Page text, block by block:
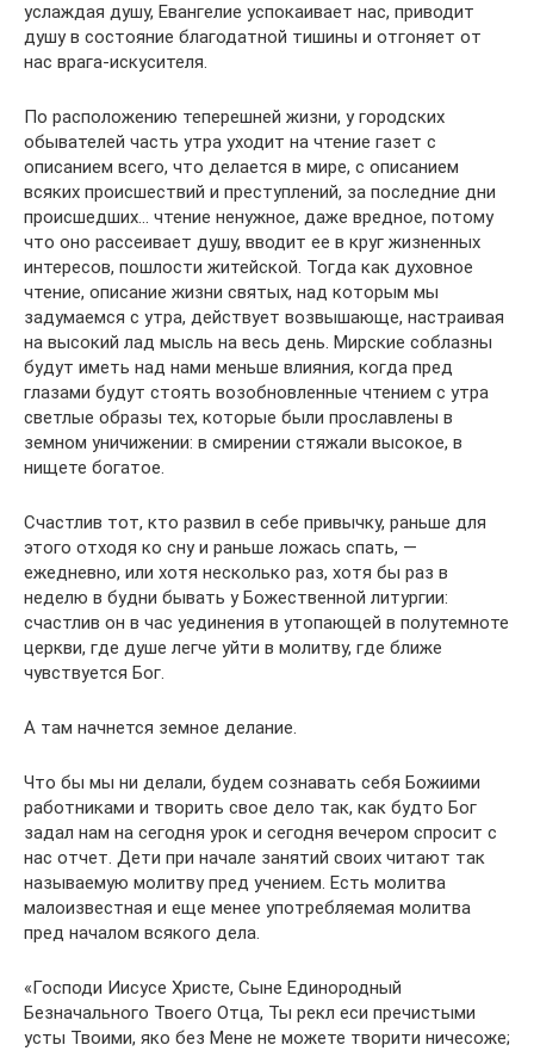
услаждая душу, Евангелие успокаивает нас, приводит
душу в состояние благодатной тишины и отгоняет от
нас врага-искусителя.
По расположению теперешней жизни, у городских
обывателей часть утра уходит на чтение газет с
описанием всего, что делается в мире, с описанием
всяких происшествий и преступлений, за последние дни
происшедших… чтение ненужное, даже вредное, потому
что оно рассеивает душу, вводит ее в круг жизненных
интересов, пошлости житейской. Тогда как духовное
чтение, описание жизни святых, над которым мы
задумаемся с утра, действует возвышающе, настраивая
на высокий лад мысль на весь день. Мирские соблазны
будут иметь над нами меньше влияния, когда пред
глазами будут стоять возобновленные чтением с утра
светлые образы тех, которые были прославлены в
земном уничижении: в смирении стяжали высокое, в
нищете богатое.
Счастлив тот, кто развил в себе привычку, раньше для
этого отходя ко сну и раньше ложась спать, —
ежедневно, или хотя несколько раз, хотя бы раз в
неделю в будни бывать у Божественной литургии:
счастлив он в час уединения в утопающей в полутемноте
церкви, где душе легче уйти в молитву, где ближе
чувствуется Бог.
А там начнется земное делание.
Что бы мы ни делали, будем сознавать себя Божиими
работниками и творить свое дело так, как будто Бог
задал нам на сегодня урок и сегодня вечером спросит с
нас отчет. Дети при начале занятий своих читают так
называемую молитву пред учением. Есть молитва
малоизвестная и еще менее употребляемая молитва
пред началом всякого дела.
«Господи Иисусе Христе, Сыне Единородный
Безначального Твоего Отца, Ты рекл еси пречистыми
усты Твоими, яко без Мене не можете творити ничесоже;